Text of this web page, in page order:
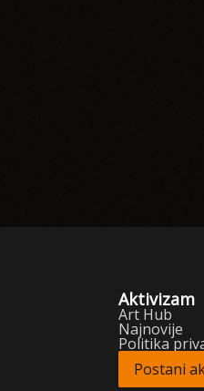
Aktivizam
Art Hub
Najnovije
Politika
Postani